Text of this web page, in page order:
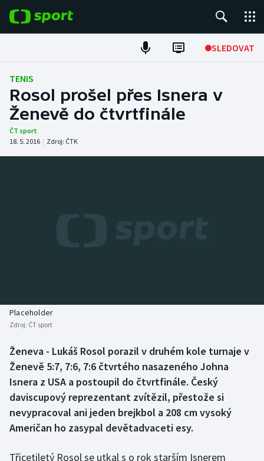
SLEDOVAT
Fotbal
Hokej
Tenis
Atletika
Biatlon
Boby a skeleton
Box
Curling
Aplikace ČT sport
AZ kvíz
TENIS
Rosol prošel přes Isnera v
Ženevě do čtvrtfinále
ČT sport
18. 5. 2016 | Zdroj: ČTK
Placeholder
Zdroj: ČT sport
Ženeva - Lukáš Rosol porazil v druhém kole turnaje v
Ženevě 5:7, 7:6, 7:6 čtvrtého nasazeného Johna
Isnera z USA a postoupil do čtvrtfinále. Český
daviscupový reprezentant zvítězil, přestože si
nevypracoval ani jeden brejkbol a 208 cm vysoký
Američan ho zasypal devětadvaceti esy.
Třicetiletý Rosol se utkal s o rok starším Isnerem